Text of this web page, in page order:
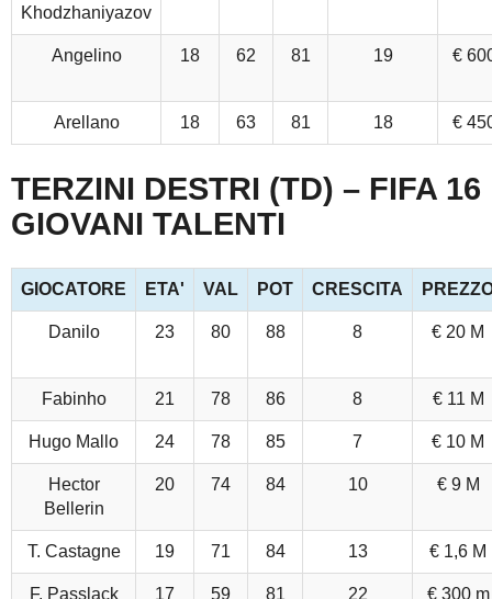
Khodzhaniyazov
Angelino 18 62 81 19 €
Arellano 18 63 81 18 €
TERZINI DESTRI (TD) – FIFA 16
GIOVANI TALENTI
GIOCATORE ETA' VAL POT CRESCITA
Danilo 23 80 88 8 € 20 M
Fabinho 21 78 86 8 € 11 M
Hugo Mallo 24 78 85 7 € 10 M
Hector
Bellerin
20 74 84 10 € 9 M
T. Castagne 19 71 84 13 € 1,6 M
F. Passlack 17 59 81 22 € 300 m